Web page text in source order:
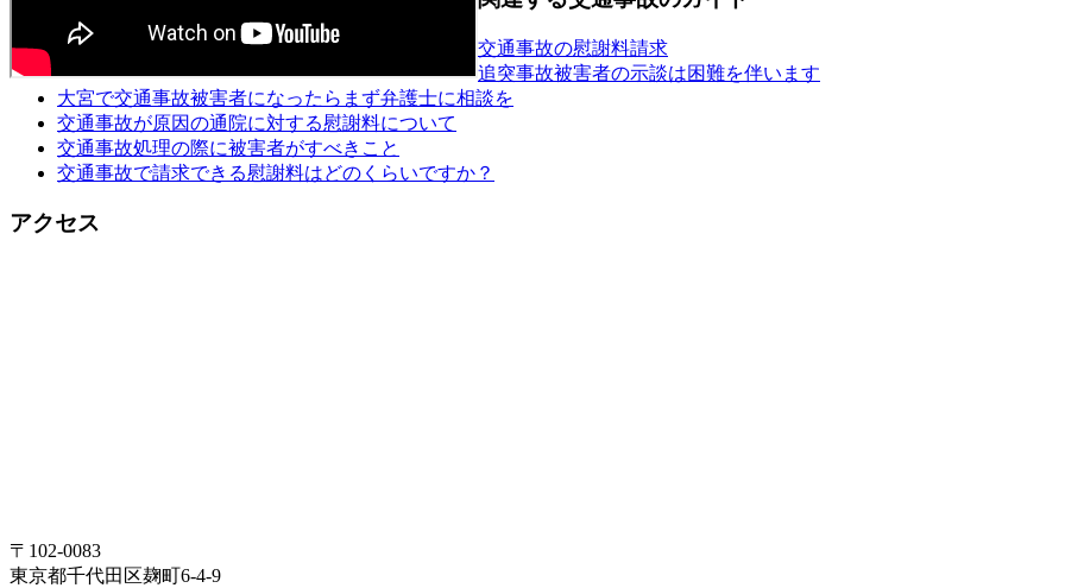
交通事故の慰謝料請求
追突事故被害者の示談は困難を伴います
大宮で交通事故被害者になったらまず弁護士に相談を
交通事故が原因の通院に対する慰謝料について
交通事故処理の際に被害者がすべきこと
交通事故で請求できる慰謝料はどのくらいですか？
アクセス
〒102-0083
東京都千代田区麹町6-4-9